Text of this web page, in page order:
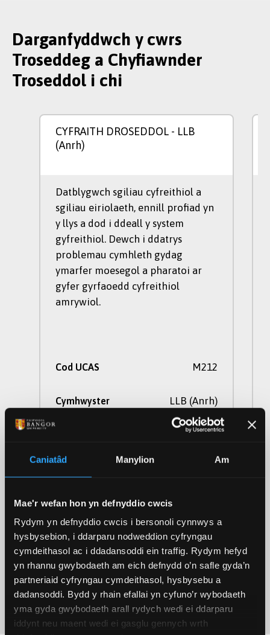
Caniatâd Manylion Am
Mae'r wefan hon yn defnyddio cwcis
Rydym yn defnyddio cwcis i bersonoli cynnwys a
hysbysebion, i ddarparu nodweddion cyfryngau
cymdeithasol ac i ddadansoddi ein traffig. Rydym hefyd
yn rhannu gwybodaeth am eich defnydd o’n safle gyda’n
partneriaid cyfryngau cymdeithasol, hysbysebu a
dadansoddi. Bydd y rhain efallai yn cyfuno’r wybodaeth
yma gyda gwybodaeth arall rydych wedi ei ddarparu
iddynt neu maent wedi ei gasglu gennych wrth
Darganfyddwch y cwrs
Troseddeg a Chyfiawnder
Troseddol i chi
CYFRAITH DROSEDDOL - LLB
(Anrh)
Datblygwch sgiliau cyfreithiol a
sgiliau eiriolaeth, ennill profiad yn
y llys a dod i ddeall y system
gyfreithiol. Dewch i ddatrys
problemau cymhleth gydag
ymarfer moesegol a pharatoi ar
gyfer gyrfaoedd cyfreithiol
amrywiol.
Cod UCAS M212
Cymhwyster LLB (Anrh)
3 Blynedd
Modd Astudio
Rhan Amser, Llawn
Gweld Cwrs
(of 6)